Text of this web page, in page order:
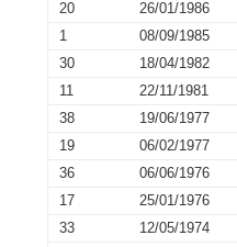
20
26/01/1986
1
08/09/1985
30
18/04/1982
11
22/11/1981
38
19/06/1977
19
06/02/1977
36
06/06/1976
17
25/01/1976
33
12/05/1974